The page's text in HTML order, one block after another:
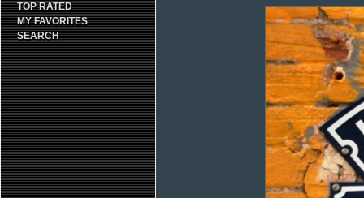
TOP RATED
MY FAVORITES
SEARCH